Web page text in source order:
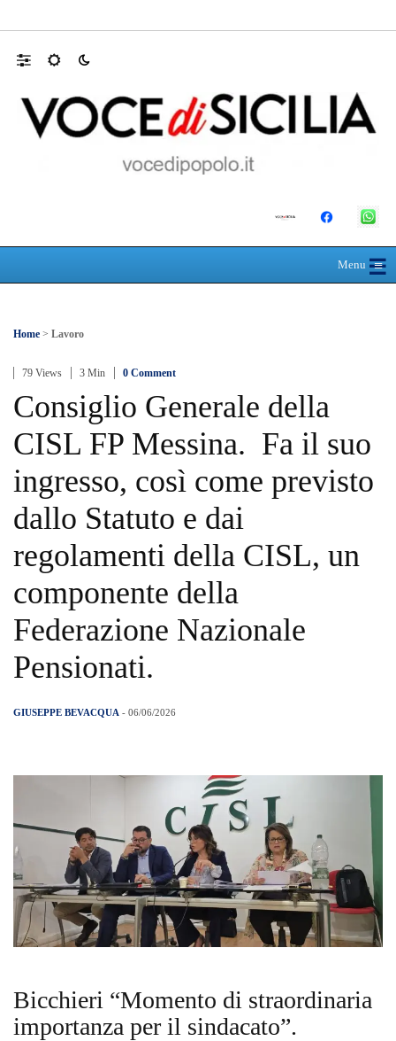
Menu≡
☰
Home > Lavoro
79 Views 3 Min 0 Comment
Consiglio Generale della
CISL FP Messina. Fa il suo
ingresso, così come previsto
dallo Statuto e dai
regolamenti della CISL, un
componente della
Federazione Nazionale
Pensionati.
GIUSEPPE BEVACQUA - 06/06/2026
Bicchieri “Momento di straordinaria
importanza per il sindacato”.